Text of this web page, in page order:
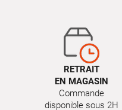
RETRAIT
EN MAGASIN
Commande
disponible sous 2H